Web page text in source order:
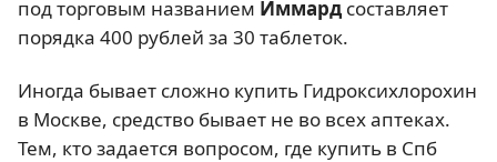
под торговым названием Иммард составляет
порядка 400 рублей за 30 таблеток.
Иногда бывает сложно купить Гидроксихлорохин
в Москве, средство бывает не во всех аптеках.
Тем, кто задается вопросом, где купить в Спб